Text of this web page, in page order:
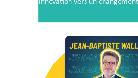
L’innovation vers un